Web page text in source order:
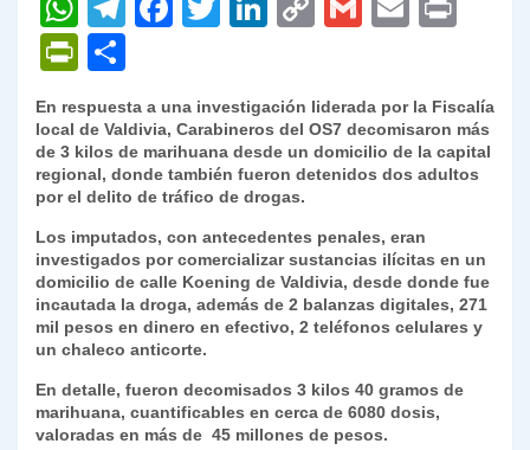
W
h
at
s
A
p
p
T
gr
a
m
F
e
b
o
o
k
T
er
Li
e
dI
n
C
y
Li
k
G
l
E
l
P
nt
Fr
ie
n
dl
y
o
m
p
ar
tir
En respuesta a una investigación liderada por la Fiscalía
local de Valdivia, Carabineros del OS7 decomisaron más
de 3 kilos de marihuana desde un domicilio de la capital
regional, donde también fueron detenidos dos adultos
por el delito de tráfico de drogas.
Los imputados, con antecedentes penales, eran
investigados por comercializar sustancias ilícitas en un
domicilio de calle Koening de Valdivia, desde donde fue
incautada la droga, además de 2 balanzas digitales, 271
mil pesos en dinero en efectivo, 2 teléfonos celulares y
un chaleco anticorte.
En detalle, fueron decomisados 3 kilos 40 gramos de
marihuana, cuantificables en cerca de 6080 dosis,
valoradas en más de 45 millones de pesos.